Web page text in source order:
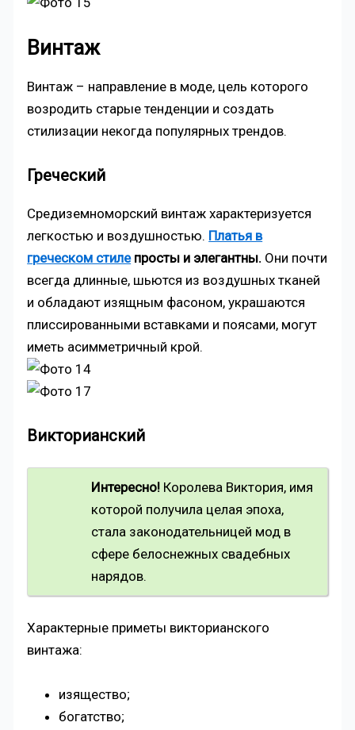
Винтаж
Винтаж – направление в моде, цель которого
возродить старые тенденции и создать
стилизации некогда популярных трендов.
Греческий
Средиземноморский винтаж характеризуется
легкостью и воздушностью. Платья в
греческом стилепросты и элегантны. Они почти
всегда длинные, шьются из воздушных тканей
и обладают изящным фасоном, украшаются
плиссированными вставками и поясами, могут
иметь асимметричный крой.
Викторианский
Интересно! Королева Виктория, имя
которой получила целая эпоха,
стала законодательницей мод в
сфере белоснежных свадебных
нарядов.
Характерные приметы викторианского
винтажа:
изящество;
богатство;